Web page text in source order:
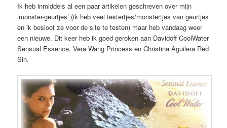
Ik heb inmiddels al een paar artikelen geschreven over mijn
‘monster-geurtjes’ (ik heb veel testertjes/monstertjes van geurtjes
en ik besloot ze voor de site te testen) maar heb vandaag weer
een nieuwe. Dit keer heb ik goed geroken aan Davidoff CoolWater
Sensual Essence, Vera Wang Princess en Christina Aguilera Red
Sin.